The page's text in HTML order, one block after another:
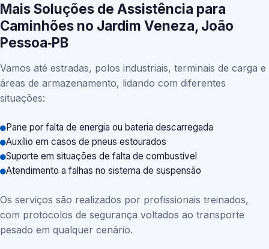
Mais Soluções de Assistência para
Caminhões no Jardim Veneza, João
Pessoa‑PB
Vamos até estradas, polos industriais, terminais de carga e
áreas de armazenamento, lidando com diferentes
situações:
Pane por falta de energia ou bateria descarregada
Auxílio em casos de pneus estourados
Suporte em situações de falta de combustível
Atendimento a falhas no sistema de suspensão
Os serviços são realizados por profissionais treinados,
com protocolos de segurança voltados ao transporte
pesado em qualquer cenário.